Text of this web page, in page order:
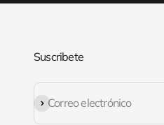
Suscribete
Correo electrónico
Suscribirse